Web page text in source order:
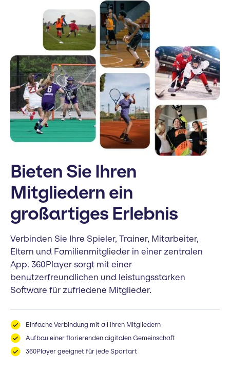
Bieten Sie Ihren
Mitgliedern ein
großartiges Erlebnis
Verbinden Sie Ihre Spieler, Trainer, Mitarbeiter,
Eltern und Familienmitglieder in einer zentralen
App. 360Player sorgt mit einer
benutzerfreundlichen und leistungsstarken
Software für zufriedene Mitglieder.
Einfache Verbindung mit all Ihren Mitgliedern
Aufbau einer florierenden digitalen Gemeinschaft
360Player geeignet für jede Sportart